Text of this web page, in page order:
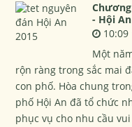
- Hội
Một
rộn ràng trong sắc mai
con phố. Hòa chung
phố Hội An đã tổ chức
phục vụ cho nhu cầu